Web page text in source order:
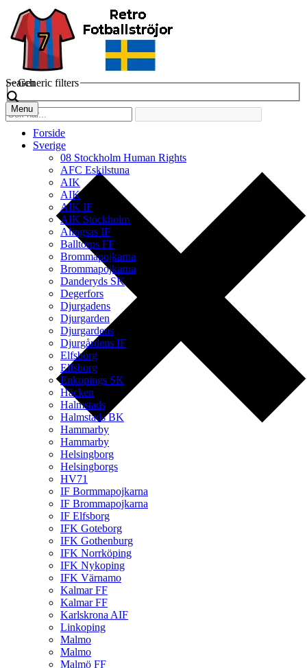
Search
Generic filters
Menu
Forside
Sverige
08 Stockholm Human Rights
AFC Eskilstuna
AIK
AIK
AIK IF
AIK Stockholm
Alingsas IF
Balltorps FF
Brommapojkarna
Brommapojkarna
Danderyds SK
Degerfors
Djurgadens
Djurgarden
Djurgardens
Djurgårdens IF
Elfsborg
Elfsborg
Enkopings SK
Häcken
Halmstads
Halmstads BK
Hammarby
Hammarby
Helsingborg
Helsingborgs
HV71
IF Bormmapojkarna
IF Brommapojkarna
IF Elfsborg
IFK Goteborg
IFK Gothenburg
IFK Norrköping
IFK Nykoping
IFK Värnamo
Kalmar FF
Kalmar FF
Karlskrona AIF
Linkoping
Malmo
Malmo
Malmö FF